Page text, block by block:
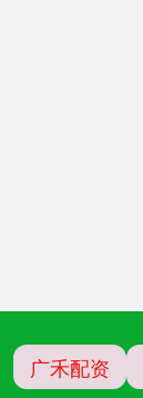
广禾配资